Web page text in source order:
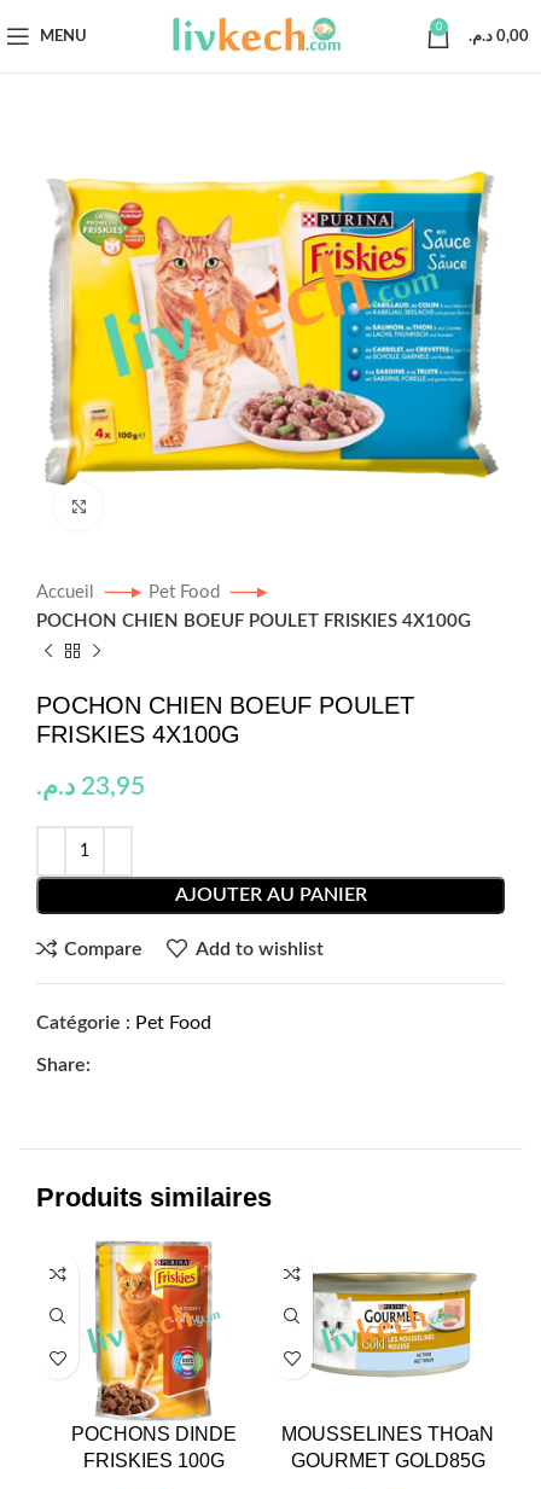
MENU
0
0,00 د.م.
Accueil
Pet Food
POCHON CHIEN BOEUF POULET FRISKIES 4X100G
POCHON CHIEN BOEUF POULET
FRISKIES 4X100G
23,95 د.م.
AJOUTER AU PANIER
Compare Add to wishlist
Catégorie : Pet Food
Share:
Produits similaires
POCHONS DINDE
FRISKIES 100G
MOUSSELINES THOaN
GOURMET GOLD85G